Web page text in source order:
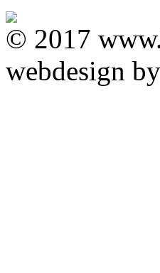
© 2017
webdesign